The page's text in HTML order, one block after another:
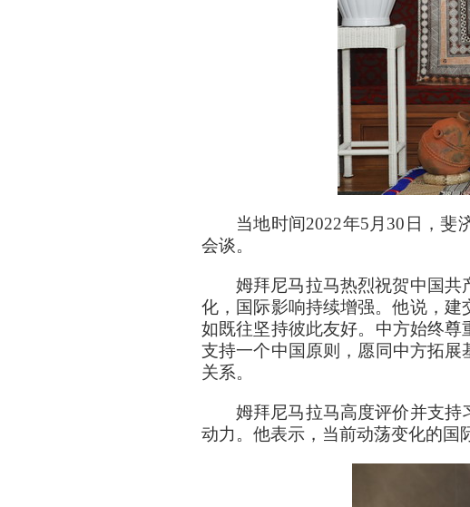
当地时间2022年5月30日，斐
会谈。
姆拜尼马拉马热烈祝贺中国
化，国际影响持续增强。他说，
如既往坚持彼此友好。中方始终
支持一个中国原则，愿同中方拓
关系。
姆拜尼马拉马高度评价并支
动力。他表示，当前动荡变化的国